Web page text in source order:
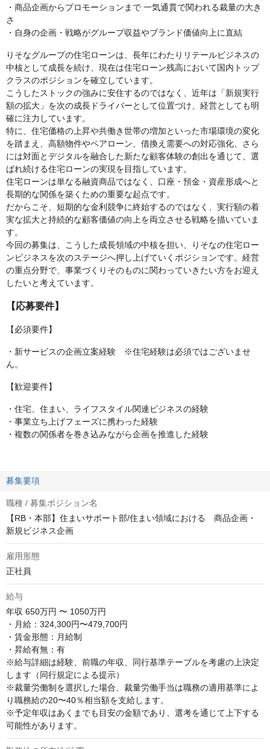
・商品企画からプロモーションまで 一気通貫で関われる裁量の大き
さ
・自身の企画・戦略がグループ収益やブランド価値向上に直結
りそなグループの住宅ローンは、長年にわたりリテールビジネスの
中核として成長を続け、現在は住宅ローン残高において国内トップ
クラスのポジションを確立しています。
こうしたストックの強みに安住するのではなく、近年は「新規実行
額の拡大」を次の成長ドライバーとして位置づけ、経営としても明
確に注力しています。
特に、住宅価格の上昇や共働き世帯の増加といった市場環境の変化
を踏まえ、高額物件やペアローン、借換え需要への対応強化、さら
には対面とデジタルを融合した新たな顧客体験の創出を通じて、選
ばれ続ける住宅ローンの実現を目指しています。
住宅ローンは単なる融資商品ではなく、口座・預金・資産形成へと
長期的な関係を築くための重要な起点です。
だからこそ、短期的な金利競争に終始するのではなく、実行額の着
実な拡大と持続的な顧客価値の向上を両立させる戦略を描いていま
す。
今回の募集は、こうした成長領域の中核を担い、りそなの住宅ロー
ンビジネスを次のステージへ押し上げていくポジションです。経営
の重点分野で、事業づくりそのものに関わっていきたい方をお迎え
したいと考えています。
【応募要件】
【必須要件】
・新サービスの企画立案経験 ※住宅経験は必須ではございませ
ん。
【歓迎要件】
・住宅、住まい、ライフスタイル関連ビジネスの経験
・事業立ち上げフェーズに携わった経験
・複数の関係者を巻き込みながら企画を推進した経験
募集要項
職種 / 募集ポジション名
【RB・本部】住まいサポート部/住まい領域における 商品企画・
新規ビジネス企画
雇用形態
正社員
給与
年収 650万円 〜 1050万円
・月給：324,300円〜479,700円
・賃金形態：月給制
・昇給有無：有
※給与詳細は経験、前職の年収、同行基準テーブルを考慮の上決定
します（同行規定による提示）
※裁量労働制を選択した場合、裁量労働手当は職務の適用基準によ
り職務給の20〜40％相当額を支給します。
※予定年収はあくまでも目安の金額であり、選考を通じて上下する
可能性があります。